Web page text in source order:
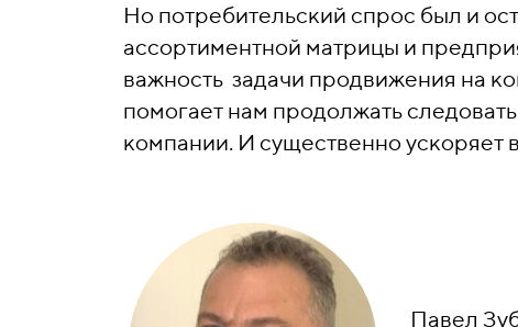
Но потребительский спрос был и
ассортиментной матрицы и
важность задачи продвижения на
помогает нам продолжать
компании. И существенно
Павел